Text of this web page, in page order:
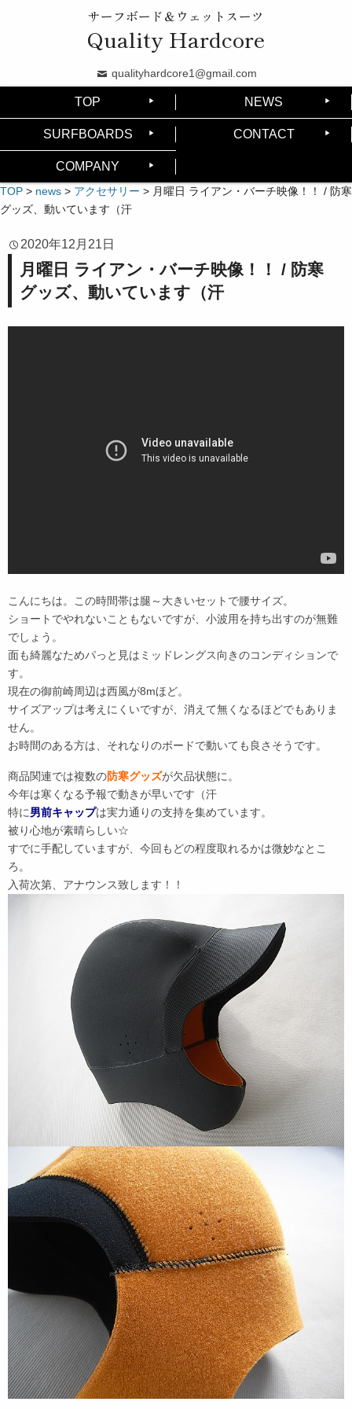
サーフボード＆ウェットスーツ
Quality Hardcore
qualityhardcore1@gmail.com
TOP NEWS
SURFBOARDS CONTACT
COMPANY
TOP > news > アクセサリー > 月曜日 ライアン・バーチ映像！！ / 防寒
グッズ、動いています（汗
2020年12月21日
月曜日 ライアン・バーチ映像！！ / 防寒
グッズ、動いています（汗
こんにちは。この時間帯は腿～大きいセットで腰サイズ。
ショートでやれないこともないですが、小波用を持ち出すのが無難
でしょう。
面も綺麗なためパっと見はミッドレングス向きのコンディションで
す。
現在の御前崎周辺は西風が8mほど。
サイズアップは考えにくいですが、消えて無くなるほどでもありま
せん。
お時間のある方は、それなりのボードで動いても良さそうです。
商品関連では複数の防寒グッズが欠品状態に。
今年は寒くなる予報で動きが早いです（汗
特に男前キャップは実力通りの支持を集めています。
被り心地が素晴らしい☆
すでに手配していますが、今回もどの程度取れるかは微妙なとこ
ろ。
入荷次第、アナウンス致します！！